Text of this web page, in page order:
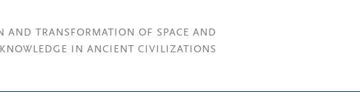
AND TRANSFORMATION OF SPACE AND
KNOWLEDGE IN ANCIENT CIVILIZATIONS